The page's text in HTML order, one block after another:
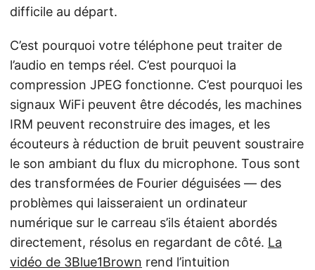
difficile au départ.
C’est pourquoi votre téléphone peut traiter de
l’audio en temps réel. C’est pourquoi la
compression JPEG fonctionne. C’est pourquoi les
signaux WiFi peuvent être décodés, les machines
IRM peuvent reconstruire des images, et les
écouteurs à réduction de bruit peuvent soustraire
le son ambiant du flux du microphone. Tous sont
des transformées de Fourier déguisées — des
problèmes qui laisseraient un ordinateur
numérique sur le carreau s’ils étaient abordés
directement, résolus en regardant de côté. La
vidéo de 3Blue1Brown rend l’intuition